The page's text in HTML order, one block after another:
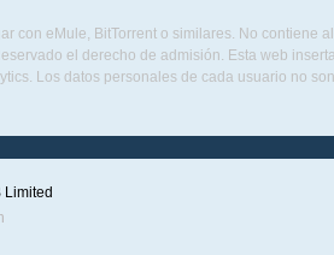
con eMule, BitTorrent o similares. No
el derecho de admisión. Esta web
Los datos personales de cada usuario no